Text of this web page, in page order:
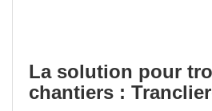
La solution pour
chantiers :